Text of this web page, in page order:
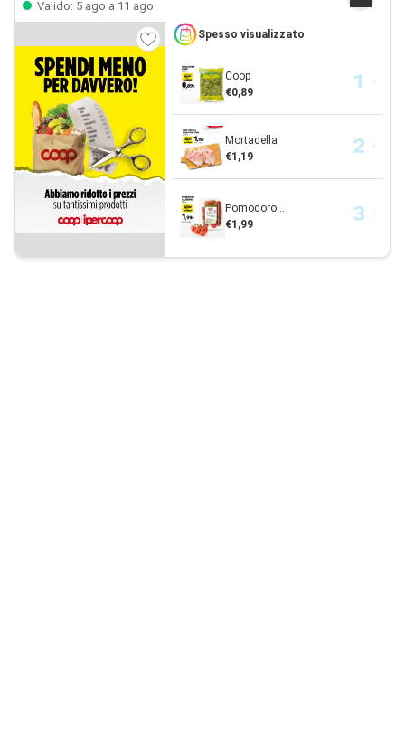
Valido: 5 ago a 11 ago
Spesso visualizzato
Coop
€0,89
Mortadella
€1,19
Pomodoro...
€1,99